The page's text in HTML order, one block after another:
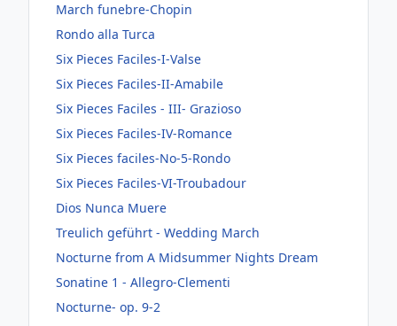
March funebre-Chopin
Rondo alla Turca
Six Pieces Faciles-I-Valse
Six Pieces Faciles-II-Amabile
Six Pieces Faciles - III- Grazioso
Six Pieces Faciles-IV-Romance
Six Pieces faciles-No-5-Rondo
Six Pieces Faciles-VI-Troubadour
Dios Nunca Muere
Treulich geführt - Wedding March
Nocturne from A Midsummer Nights Dream
Sonatine 1 - Allegro-Clementi
Nocturne- op. 9-2